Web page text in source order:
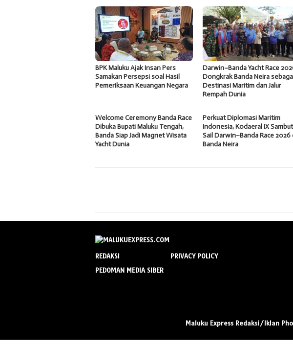
BPK Maluku Ajak Insan Pers
Samakan Persepsi soal Hasil
Pemeriksaan Keuangan Negara
Darwin–Banda Yacht Race
Dongkrak Banda Neira
Destinasi Maritim dan Jalur
Rempah Dunia
Welcome Ceremony Banda Race
Dibuka Bupati Maluku Tengah,
Banda Siap Jadi Magnet Wisata
Yacht Dunia
Perkuat Diplomasi Maritim
Indonesia, Kodaeral IX Sambut
Sail Darwin–Banda Race 2026
Banda Neira
REDAKSI
PRIVACY POLICY
PEDOMAN MEDIA SIBER
Maluku Express Redaksi/Iklan